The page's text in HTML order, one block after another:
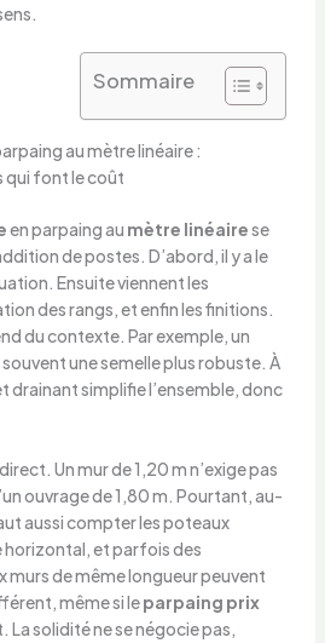
Sommaire
au mètre linéaire :
qui font le coût
en parpaing au mètre linéairese
de postes. D’abord, il y a le
Ensuite viennent les
des rangs, et enfin les finitions.
du contexte. Par exemple, un
une semelle plus robuste. À
drainant simplifie l’ensemble, donc
Un mur de 1,20 m n’exige pas
ouvrage de 1,80 m. Pourtant, au-
aussi compter les poteaux
horizontal, et parfois des
de même longueur peuvent
même si leparpaing prix
solidité ne se négocie pas,